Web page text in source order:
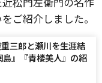
ご紹介しました。
三郎と瀬川を生涯結
』『青楼美人』の紹